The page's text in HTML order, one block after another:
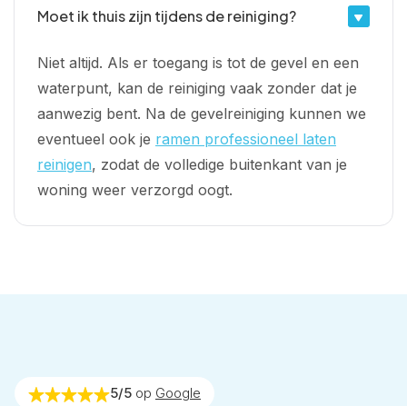
Moet ik thuis zijn tijdens de reiniging?
Niet altijd. Als er toegang is tot de gevel en een
waterpunt, kan de reiniging vaak zonder dat je
aanwezig bent. Na de gevelreiniging kunnen we
eventueel ook je ramen professioneel laten
reinigen, zodat de volledige buitenkant van je
woning weer verzorgd oogt.
5/5 op Google